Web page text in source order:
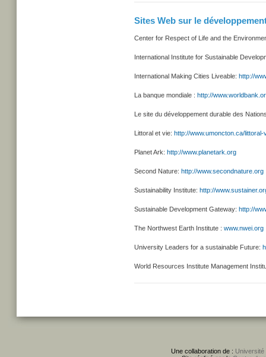
Sites Web sur le
Center for Respect of Life and the
International Institute for Sustainable
International Making Cities Liveable: http://
La banque mondiale : http://
Le site du développement durable des
Littoral et vie: http://www.umoncton.ca/littoral-
Planet Ark: http://www.planetark.org
Second Nature: http://www.secondnature.org
Sustainability Institute: http://
Sustainable Development Gateway: http://
The Northwest Earth Institute : www.nwei.org
University Leaders for a sustainable Future:
World Resources Institute Management
Une collaboration de : Université